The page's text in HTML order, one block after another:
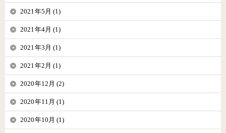
2021年5月 (1)
2021年4月 (1)
2021年3月 (1)
2021年2月 (1)
2020年12月 (2)
2020年11月 (1)
2020年10月 (1)